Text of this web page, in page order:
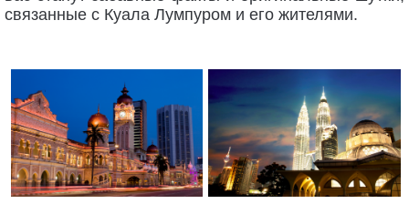
связанные с Куала Лумпуром и его жителями.